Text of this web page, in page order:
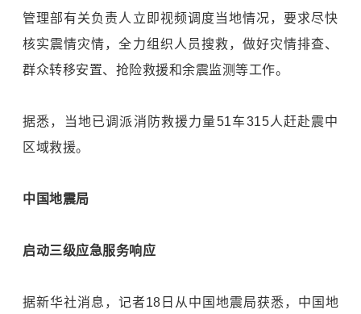
管理部有关负责人立即视频调度当地情况，要求尽快
核实震情灾情，全力组织人员搜救，做好灾情排查、
群众转移安置、抢险救援和余震监测等工作。
据悉，当地已调派消防救援力量51车315人赶赴震中
区域救援。
中国地震局
启动三级应急服务响应
据新华社消息，记者18日从中国地震局获悉，中国地